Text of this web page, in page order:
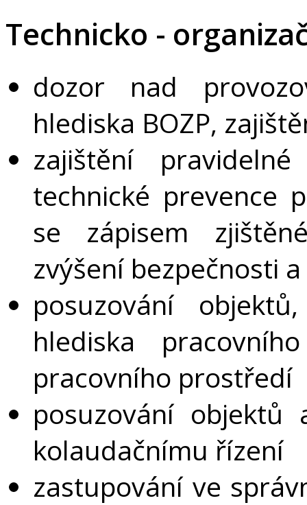
Technicko -
dozor nad
hlediska BOZP,
zajištění
technické prevence
se zápisem
zvýšení bezpečnosti
posuzování
hlediska
pracovního prostředí
posuzování
kolaudačnímu řízení
zastupování ve